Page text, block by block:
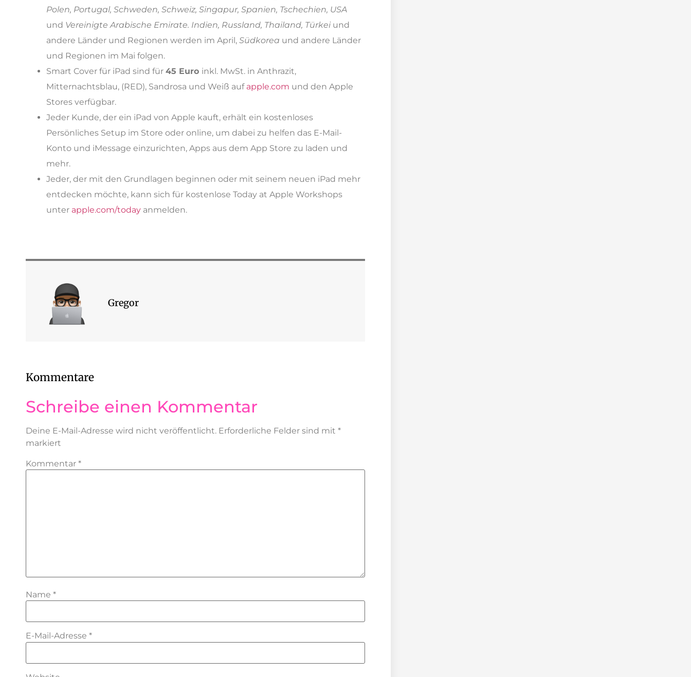
Polen, Portugal, Schweden, Schweiz, Singapur, Spanien, Tschechien, USA
und Vereinigte Arabische Emirate. Indien, Russland, Thailand, Türkeiund
andere Länder und Regionen werden im April, Südkorea und andere Länder
und Regionen im Mai folgen.
Smart Cover für iPad sind für 45 Euro inkl. MwSt. in Anthrazit,
Mitternachtsblau, (RED), Sandrosa und Weiß auf apple.com und den Apple
Stores verfügbar.
Jeder Kunde, der ein iPad von Apple kauft, erhält ein kostenloses
Persönliches Setup im Store oder online, um dabei zu helfen das E-Mail-
Konto und iMessage einzurichten, Apps aus dem App Store zu laden und
mehr.
Jeder, der mit den Grundlagen beginnen oder mit seinem neuen iPad mehr
entdecken möchte, kann sich für kostenlose Today at Apple Workshops
unter apple.com/today anmelden.
Gregor
Kommentare
Schreibe einen Kommentar
Deine E-Mail-Adresse wird nicht veröffentlicht. Erforderliche Felder sind mit *
markiert
Kommentar *
Name *
E-Mail-Adresse *